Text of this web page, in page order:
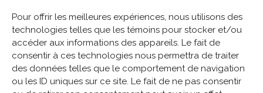
Pour offrir les meilleures expériences, nous utilisons des
technologies telles que les témoins pour stocker et/ou
accéder aux informations des appareils. Le fait de
consentir à ces technologies nous permettra de traiter
des données telles que le comportement de navigation
ou les ID uniques sur ce site. Le fait de ne pas consentir